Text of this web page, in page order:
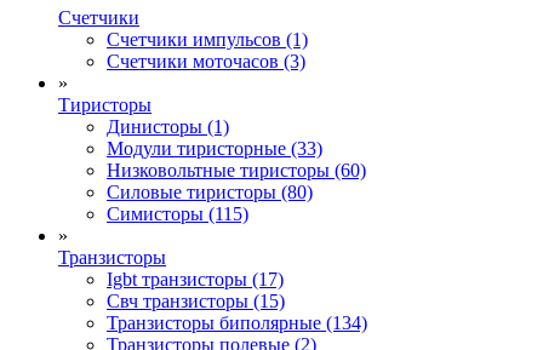
Счетчики
Счетчики импульсов (1)
Счетчики моточасов (3)
»
Тиристоры
Динисторы (1)
Модули тиристорные (33)
Низковольтные тиристоры (60)
Силовые тиристоры (80)
Симисторы (115)
»
Транзисторы
Igbt транзисторы (17)
Свч транзисторы (15)
Транзисторы биполярные (134)
Транзисторы полевые (2)